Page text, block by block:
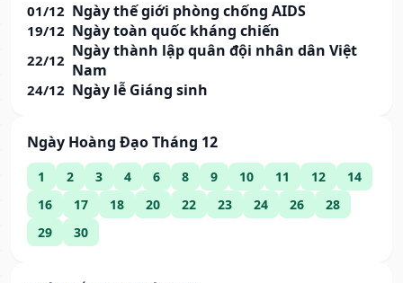
01/12 Ngày thế giới phòng chống AIDS
19/12 Ngày toàn quốc kháng chiến
22/12 Ngày thành lập quân đội nhân dân Việt
Nam
24/12 Ngày lễ Giáng sinh
Ngày Hoàng Đạo Tháng 12
1 2 3 4 6 8 9 10 11 12
14
16
17 18 20 22 23 24 26
28
29
30